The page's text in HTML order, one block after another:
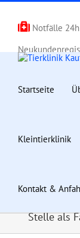
Zum
springen Notfälle
Startseite
Kleintierklinik
Kontakt &
Stelle als